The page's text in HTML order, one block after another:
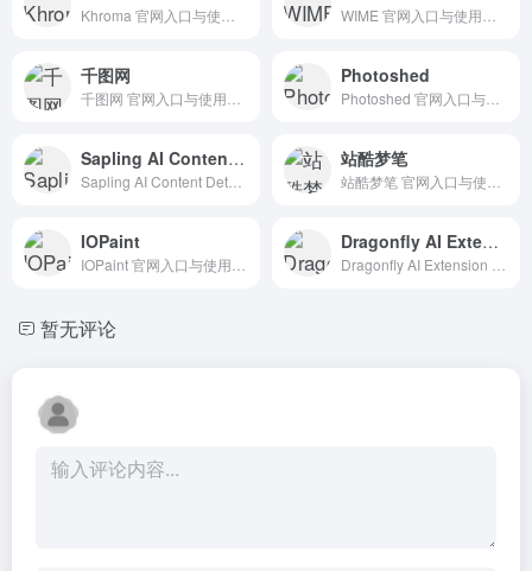
千图网 Photoshed
Sapling AI Content Detector 站酷梦笔
IOPaint Dragonfly AI Extension
暂无评论